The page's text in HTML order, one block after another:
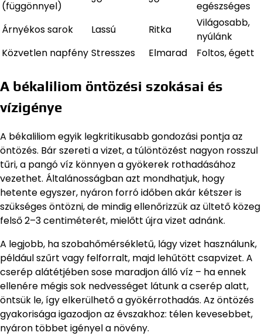
(függönnyel)
egészséges
Árnyékos sarok
Lassú Ritka
Világosabb,
nyúlánk
Közvetlen napfény Stresszes Elmarad Foltos, égett
A békaliliom öntözési szokásai és
vízigénye
A békaliliom egyik legkritikusabb gondozási pontja az
öntözés. Bár szereti a vizet, a túlöntözést nagyon rosszul
tűri, a pangó víz könnyen a gyökerek rothadásához
vezethet. Általánosságban azt mondhatjuk, hogy
hetente egyszer, nyáron forró időben akár kétszer is
szükséges öntözni, de mindig ellenőrizzük az ültető közeg
felső 2–3 centiméterét, mielőtt újra vizet adnánk.
A legjobb, ha szobahőmérsékletű, lágy vizet használunk,
például szűrt vagy felforralt, majd lehűtött csapvizet. A
cserép alátétjében sose maradjon álló víz – ha ennek
ellenére mégis sok nedvességet látunk a cserép alatt,
öntsük le, így elkerülhető a gyökérrothadás. Az öntözés
gyakorisága igazodjon az évszakhoz: télen kevesebbet,
nyáron többet igényel a növény.